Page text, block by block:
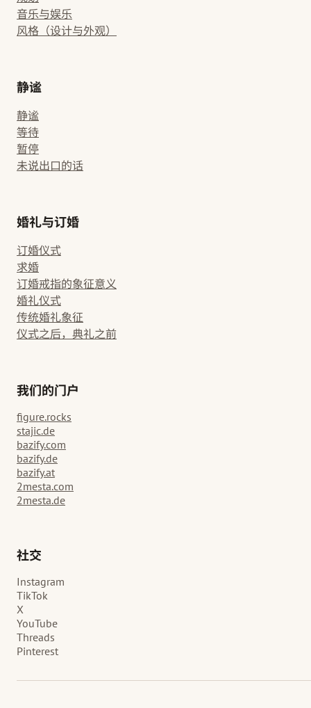
音乐与娱乐
风格（设计与外观）
静谧
静谧
等待
暂停
未说出口的话
婚礼与订婚
订婚仪式
求婚
订婚戒指的象征意义
婚礼仪式
传统婚礼象征
仪式之后，典礼之前
我们的门户
figure.rocks
stajic.de
bazify.com
bazify.de
bazify.at
2mesta.com
2mesta.de
社交
Instagram
TikTok
X
YouTube
Threads
Pinterest